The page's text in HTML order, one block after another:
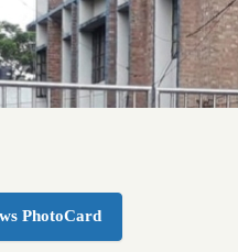
PhotoCard